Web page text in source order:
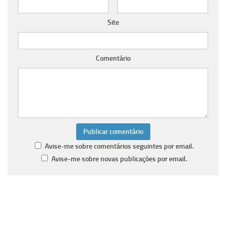
Site
Comentário
Avise-me sobre comentários seguintes por email.
Avise-me sobre novas publicações por email.